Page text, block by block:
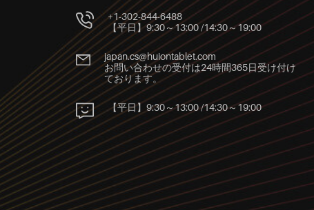
+1-302-844-6488
【平日】9:30～13:00 /14:30～19:00
japan.cs@huiontablet.com
お問い合わせの受付は24時間365日受け付け
ております。
【平日】9:30～13:00 /14:30～19:00